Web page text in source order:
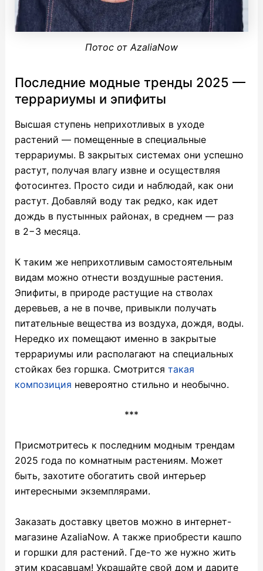
Потос от AzaliaNow
Последние модные тренды 2025 —
террариумы и эпифиты
Высшая ступень неприхотливых в уходе
растений — помещенные в специальные
террариумы. В закрытых системах они успешно
растут, получая влагу извне и осуществляя
фотосинтез. Просто сиди и наблюдай, как они
растут. Добавляй воду так редко, как идет
дождь в пустынных районах, в среднем — раз
в 2−3 месяца.
К таким же неприхотливым самостоятельным
видам можно отнести воздушные растения.
Эпифиты, в природе растущие на стволах
деревьев, а не в почве, привыкли получать
питательные вещества из воздуха, дождя, воды.
Нередко их помещают именно в закрытые
террариумы или располагают на специальных
стойках без горшка. Смотрится такая
композиция невероятно стильно и необычно.
***
Присмотритесь к последним модным трендам
2025 года по комнатным растениям. Может
быть, захотите обогатить свой интерьер
интересными экземплярами.
Заказать доставку цветов можно в интернет-
магазине AzaliaNow. А также приобрести кашпо
и горшки для растений. Где-то же нужно жить
этим красавцам! Украшайте свой дом и дарите